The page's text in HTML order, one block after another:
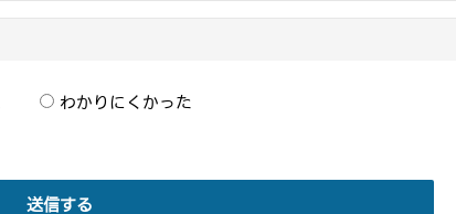
わかりにくかった
送信する